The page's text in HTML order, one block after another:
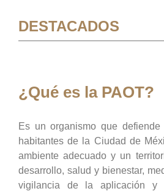
DESTACADOS
¿Qué es la PAOT?
Es un organismo que
habitantes de la Ciudad de
ambiente adecuado y un
desarrollo, salud y bienestar,
vigilancia de la aplicación y